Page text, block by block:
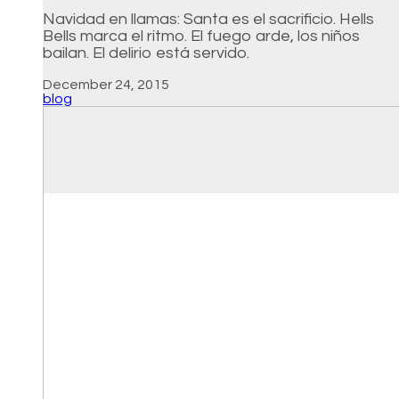
Navidad en llamas: Santa es el sacrificio. Hells
Bells marca el ritmo. El fuego arde, los niños
bailan. El delirio está servido.
December 24, 2015
blog